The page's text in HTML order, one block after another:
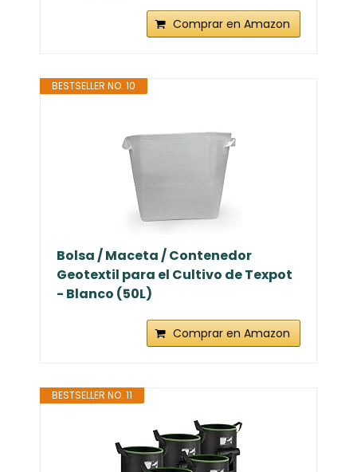
Comprar en Amazon
BESTSELLER NO. 10
Bolsa / Maceta / Contenedor
Geotextil para el Cultivo de Texpot
- Blanco (50L)
Comprar en Amazon
BESTSELLER NO. 11